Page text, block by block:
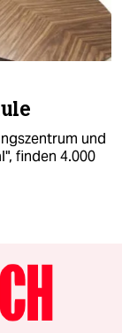
und
finden 4.000